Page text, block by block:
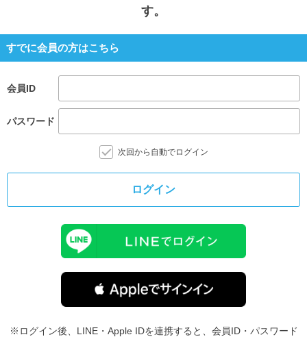
す。
すでに会員の方はこちら
会員ID
パスワード
次回から自動でログイン
ログイン
※ログイン後、LINE・Apple IDを連携すると、会員ID・パスワード